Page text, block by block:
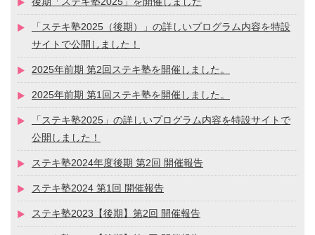
「ステキ塾2025（後期）」の詳しいプログラム内容を特設
サイトで公開しました！
2025年前期 第2回ステキ塾を開催しました。
2025年前期 第1回ステキ塾を開催しました。
「ステキ塾2025」の詳しいプログラム内容を特設サイトで
公開しました！
ステキ塾2024年度後期 第2回 開催報告
ステキ塾2024 第1回 開催報告
ステキ塾2023【後期】第2回 開催報告